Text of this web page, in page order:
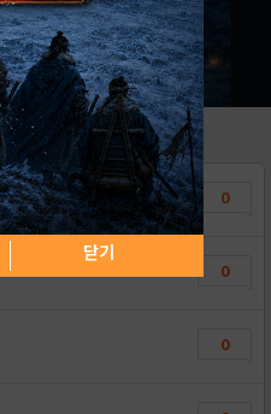
0
0
0
닫기